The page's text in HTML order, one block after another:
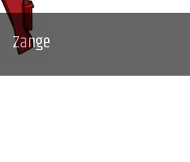
Zange